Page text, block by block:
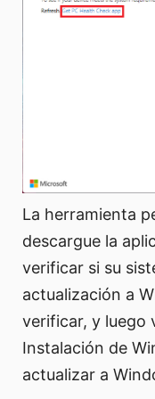
La herramienta
descargue la
verificar si su
actualización a
verificar, y luego
Instalación de
actualizar a